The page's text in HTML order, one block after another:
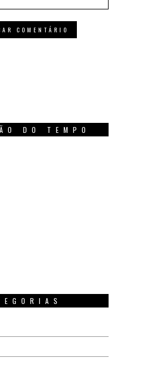
DO TEMPO